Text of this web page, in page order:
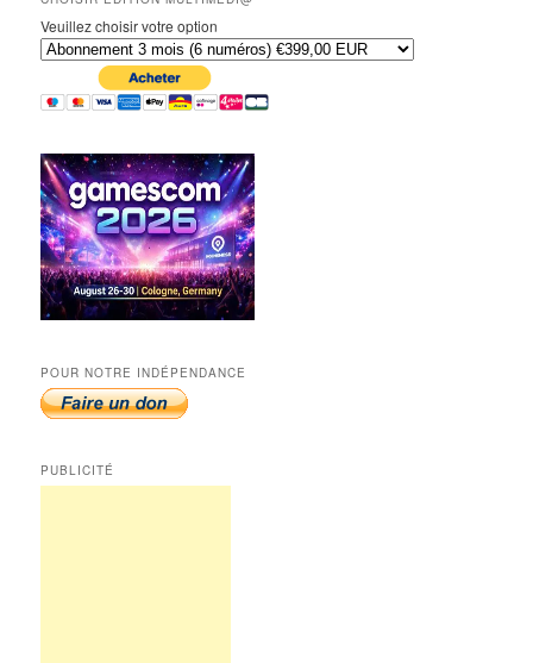
Veuillez choisir votre option
POUR NOTRE INDÉPENDANCE
PUBLICITÉ